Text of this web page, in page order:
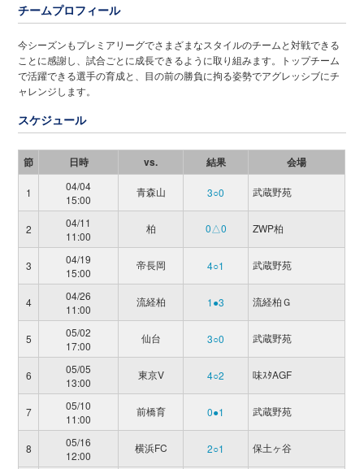
チームプロフィール
今シーズンもプレミアリーグでさまざまなスタイルのチームと対戦できる
ことに感謝し、試合ごとに成長できるように取り組みます。トップチーム
で活躍できる選手の育成と、目の前の勝負に拘る姿勢でアグレッシブにチ
ャレンジします。
スケジュール
節 日時 vs. 結果 会場
1
04/04
15:00
青森山 3○0 武蔵野苑
2
04/11
11:00
柏 0△0 ZWP柏
3
04/19
15:00
帝長岡 4○1 武蔵野苑
4
04/26
11:00
流経柏 1●3 流経柏Ｇ
5
05/02
17:00
仙台 3○0 武蔵野苑
6
05/05
13:00
東京V 4○2 味ｽﾀAGF
7
05/10
11:00
前橋育 0●1 武蔵野苑
8
05/16
12:00
横浜FC 2○1 保土ヶ谷